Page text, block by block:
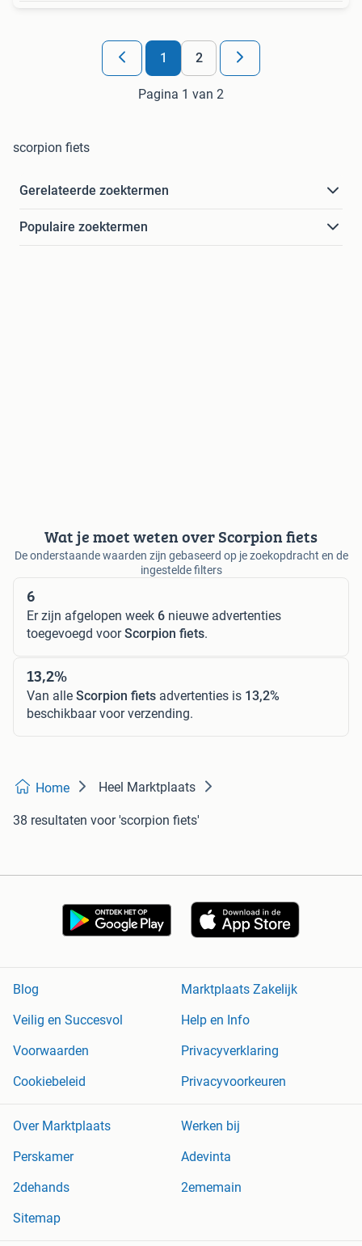
1 2
Pagina 1 van 2
scorpion fiets
Gerelateerde zoektermen
Populaire zoektermen
Wat je moet weten over Scorpion fiets
De onderstaande waarden zijn gebaseerd op je zoekopdracht en de
ingestelde filters
6
Er zijn afgelopen week 6 nieuwe advertenties
toegevoegd voorScorpion fiets.
13,2%
Van alle Scorpion fiets advertenties is 13,2%
beschikbaar voor verzending.
Home Heel Marktplaats
38 resultaten voor 'scorpion fiets'
Blog
Marktplaats Zakelijk
Veilig en Succesvol
Help en Info
Voorwaarden
Privacyverklaring
Cookiebeleid
Privacyvoorkeuren
Over Marktplaats
Werken bij
Perskamer
Adevinta
2dehands
2ememain
Sitemap